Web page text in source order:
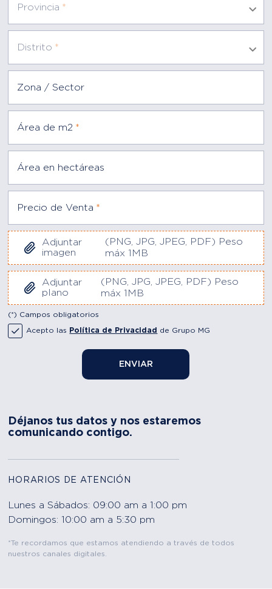
Provincia *
Distrito *
Zona / Sector
Área de m2 *
Área en hectáreas
Precio de Venta *
Adjuntar
imagen
(PNG, JPG, JPEG, PDF) Peso
máx 1MB
Adjuntar
plano
(PNG, JPG, JPEG, PDF) Peso
máx 1MB
(*) Campos obligatorios
Acepto las Política de Privacidad de Grupo MG
ENVIAR
Déjanos tus datos y nos estaremos
comunicando contigo.
HORARIOS DE ATENCIÓN
Lunes a Sábados: 09:00 am a 1:00 pm
Domingos: 10:00 am a 5:30 pm
*Te recordamos que estamos atendiendo a través de todos
nuestros canales digitales.